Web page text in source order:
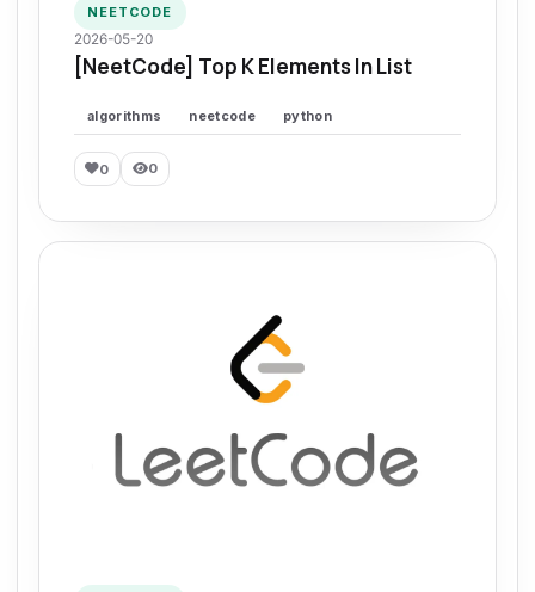
NEETCODE
2026-05-20
[NeetCode] Top K Elements In List
algorithms neetcode python
0 0